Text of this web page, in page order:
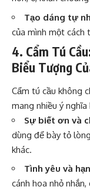
Tạo dáng tự
của mình một cách
4. Cẩm Tú
Biểu Tượng
Cẩm tú cầu không
mang nhiều ý
Sự biết ơn và
dùng để bày tỏ
khác.
Tình yêu và
cánh hoa nhỏ